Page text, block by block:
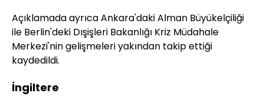
Açıklamada ayrıca Ankara'daki Alman Büyükelçiliği
ile Berlin'deki Dışişleri Bakanlığı Kriz Müdahale
Merkezi'nin gelişmeleri yakından takip ettiği
kaydedildi.
İngiltere